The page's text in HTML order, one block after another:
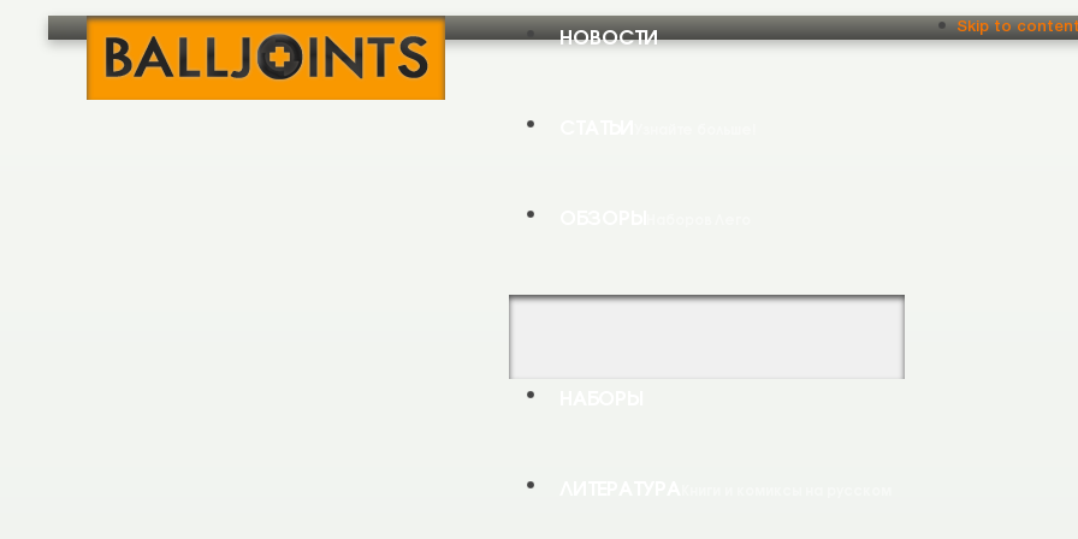
НОВОСТИ Skip to content